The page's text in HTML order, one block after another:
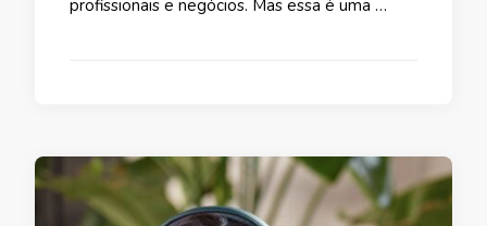
profissionais e negócios. Mas essa é uma …